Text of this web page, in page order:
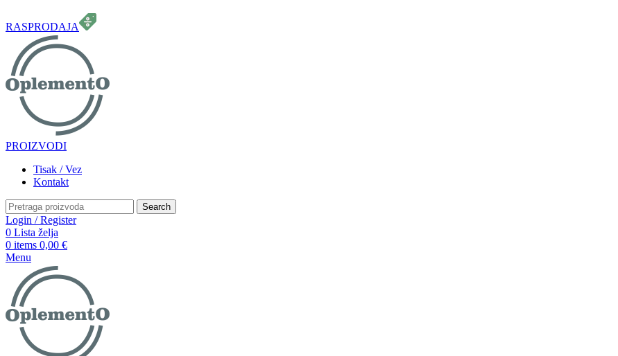
RASPRODAJA
PROIZVODI
Tisak / Vez
Kontakt
Search
Login / Register
0 Lista želja
0 items 0,00 €
Menu